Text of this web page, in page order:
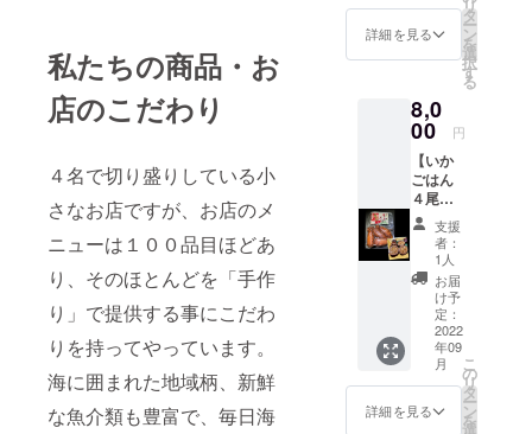
私たちの商品・お
店のこだわり
４名で切り盛りしている小
さなお店ですが、お店のメ
ニューは１００品目ほどあ
り、そのほとんどを「手作
り」で提供する事にこだわ
りを持ってやっています。
海に囲まれた地域柄、新鮮
な魚介類も豊富で、毎日海
も言わ
れる
『いか
めし』
館本線
森駅の
駅弁と
して全
国的に
人気の
高い物
です。
イカ
の中に
ご飯を
詰め、
甘辛い
タレで
旨味を
しっか
りと染
詳細を見る
リ
タ
ー
ン
を
選
択
す
る
8,0
00 円
【いか
ごはん
４尾入×
５パッ
ク】＋
御礼の
メール
道
南の郷
土料理
の代表
とも言
われる
『いか
めし』
支援
者：
1人
お届
け予
定：
2022
年09
月
詳細を見る
こ
の
リ
タ
ー
ン
を